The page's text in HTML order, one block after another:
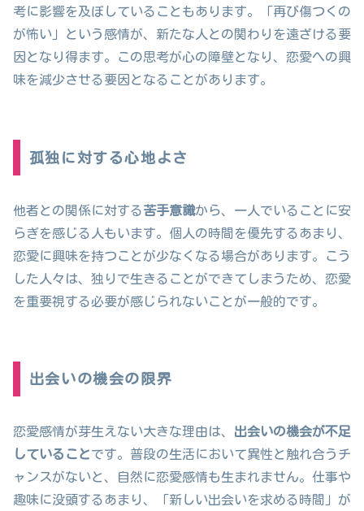
考に影響を及ぼしていることもあります。「再び傷つくの
が怖い」という感情が、新たな人との関わりを遠ざける要
因となり得ます。この思考が心の障壁となり、恋愛への興
味を減少させる要因となることがあります。
孤独に対する心地よさ
他者との関係に対する苦手意識から、一人でいることに安
らぎを感じる人もいます。個人の時間を優先するあまり、
恋愛に興味を持つことが少なくなる場合があります。こう
した人々は、独りで生きることができてしまうため、恋愛
を重要視する必要が感じられないことが一般的です。
出会いの機会の限界
恋愛感情が芽生えない大きな理由は、 出会いの機会が不足
していることです。普段の生活において異性と触れ合うチ
ャンスがないと、自然に恋愛感情も生まれません。仕事や
趣味に没頭するあまり、「新しい出会いを求める時間」が